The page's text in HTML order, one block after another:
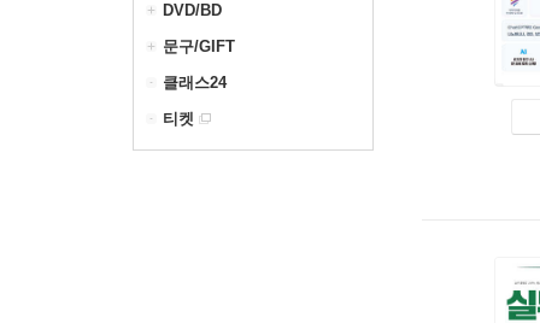
DVD/BD
문구/GIFT
클래스24
티켓